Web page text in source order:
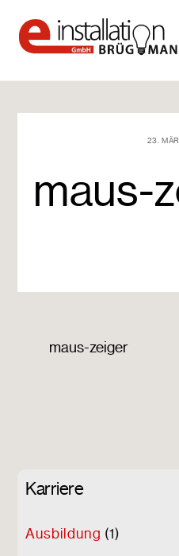
content
23.
maus-
maus-zeiger
Karriere
Ausbildung (1)